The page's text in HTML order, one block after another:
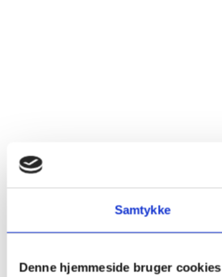
Samtykke
Denne hjemmeside bruger cookies